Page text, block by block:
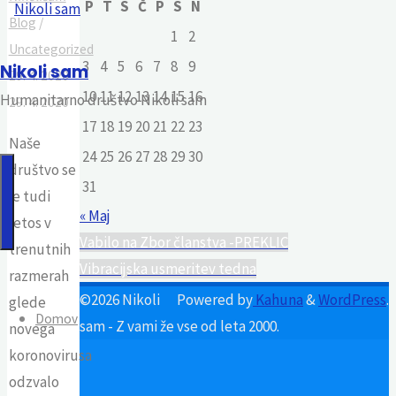
for:
Nikoli sam
Humanitarno društvo Nikoli sam
Domov
Blog /
Uncategorized
29. 4. 2020
29. 4. 2020
Naše
društvo se
je tudi
letos v
trenutnih
razmerah
glede
novega
koronovirusa
odzvalo
P T S Č P S N
1
2
3
4 5 6 7 8 9
1011121314 1516
17 18 19 20 21 22 23
24 25 26 27 28 2930
31
« Maj
Vabilo na Zbor članstva -PREKLIC
Vibracijska usmeritev tedna
Powered byKahuna&WordPress.
©2026 Nikoli
sam - Z vami že vse od leta 2000.